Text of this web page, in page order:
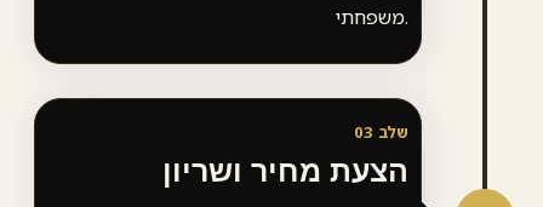
הצעת מחיר ושריון